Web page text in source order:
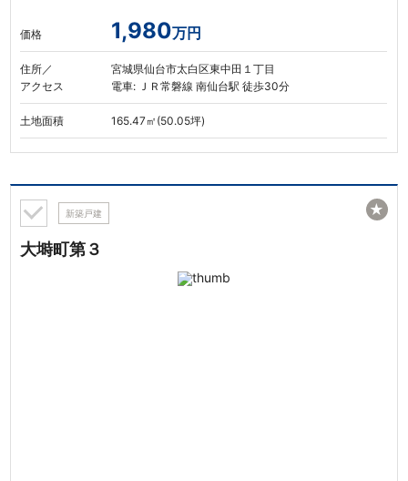
価格 1,980万円
住所／
アクセス
宮城県仙台市太白区東中田１丁目
電車: ＪＲ常磐線 南仙台駅 徒歩30分
土地面積 165.47㎡(50.05坪)
新築戸建
大塒町第３
★